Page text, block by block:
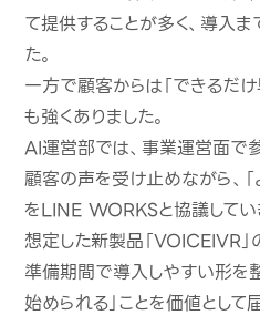
て提供することが多く、導入
た。
一方で顧客からは「できるだ
も強くありました。
AI運営部では、事業運営面で
顧客の声を受け止めながら、
をLINE WORKSと協議してい
想定した新製品「VOICEIVR
準備期間で導入しやすい形を
始められる」ことを価値として